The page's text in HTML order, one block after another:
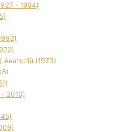
- 1984)
Анатолій (1973)
2010)